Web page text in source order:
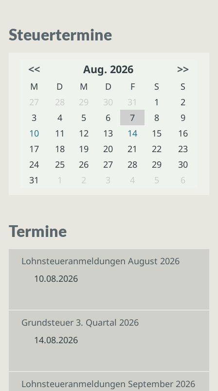
Steuertermine
<< Aug. 2026 >>
M D M D F S
S
27
28 29 30 31 1
2
3
4 5 6 7 8
9
10
11 12 13 14 15
16
17
18 19 20 21 22
23
24
25 26 27 28 29
30
31
1 2 3 4 5 6
Termine
Lohnsteueranmeldungen August 2026
10.08.2026
Grundsteuer 3. Quartal 2026
14.08.2026
Lohnsteueranmeldungen September 2026